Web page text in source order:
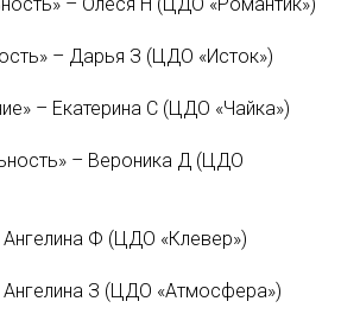
– Дарья З (ЦДО «Исток»)
– Екатерина С (ЦДО «Чайка»)
– Вероника Д (ЦДО
Ангелина Ф (ЦДО «Клевер»)
Ангелина З (ЦДО «Атмосфера»)